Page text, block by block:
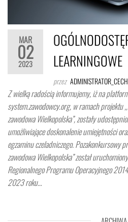
MAR
02
2023
LEARNINGOWE
przez ADMINISTRATOR_CECH
Z wielką radością informujemy, iż na
system.zawodowcy.org, w ramach projektu
zawodowa Wielkopolska”, zostały
umożliwiające doskonalenie umiejętności
egzaminu czeladniczego. Pozakonkursowy
zawodowa Wielkopolska” został
Regionalnego Programu Operacyjnego
2023 roku…